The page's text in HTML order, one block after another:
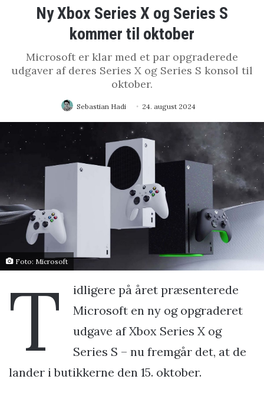
Ny Xbox Series X og Series S
kommer til oktober
Microsoft er klar med et par opgraderede
udgaver af deres Series X og Series S konsol til
oktober.
Sebastian Hadi 24. august 2024
Foto: Microsoft
T
idligere på året præsenterede
Microsoft en ny og opgraderet
udgave af Xbox Series X og
Series S – nu fremgår det, at de
lander i butikkerne den 15. oktober.